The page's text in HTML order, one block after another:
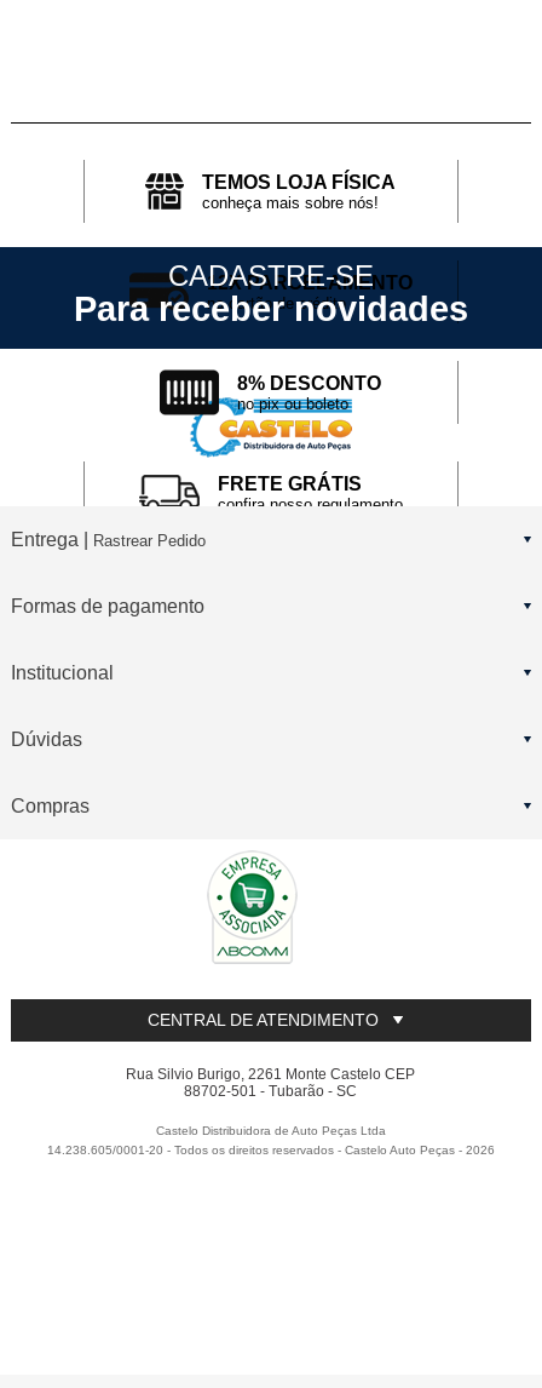
TEMOS LOJA FÍSICA
conheça mais sobre nós!
12X PARCELAMENTO
no cartão de crédito
8% DESCONTO
no pix ou boleto
FRETE GRÁTIS
confira nosso regulamento
CADASTRE-SE
Para receber novidades
Entrega | Rastrear Pedido
Formas de pagamento
Institucional
Dúvidas
Compras
CENTRAL DE ATENDIMENTO
Rua Silvio Burigo, 2261 Monte Castelo CEP
88702-501 - Tubarão - SC
Castelo Distribuidora de Auto Peças Ltda
14.238.605/0001-20 - Todos os direitos reservados -Castelo Auto Peças -2026